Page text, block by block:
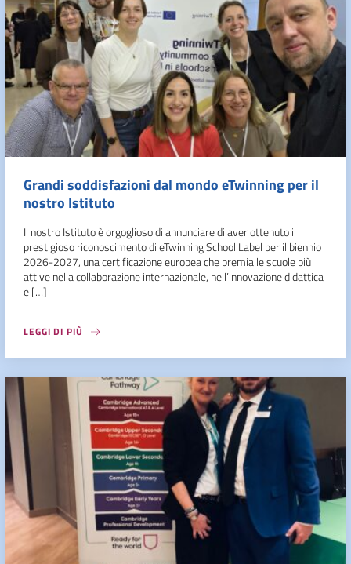
Grandi soddisfazioni dal mondo eTwinning per il
nostro Istituto
Il nostro Istituto è orgoglioso di annunciare di aver ottenuto il
prestigioso riconoscimento di eTwinning School Label per il biennio
2026-2027, una certificazione europea che premia le scuole più
attive nella collaborazione internazionale, nell’innovazione didattica
e […]
LEGGI DI PIÙ